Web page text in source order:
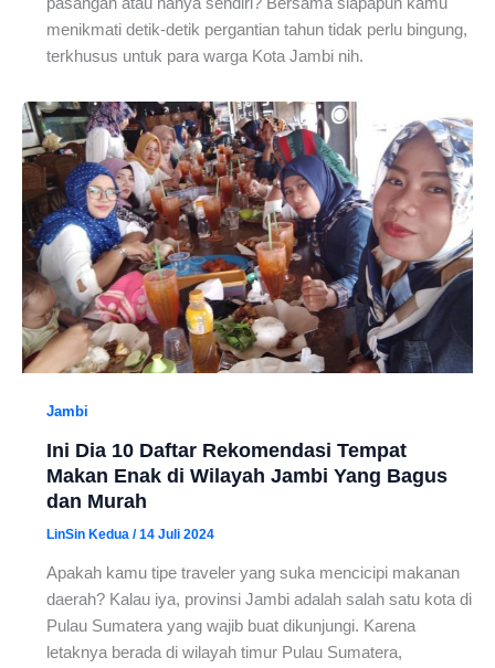
menikmati detik-detik pergantian tahun tidak perlu bingung,
terkhusus untuk para warga Kota Jambi nih.
Jambi
Ini Dia 10 Daftar Rekomendasi Tempat
Makan Enak di Wilayah Jambi Yang Bagus
dan Murah
LinSin Kedua /14 Juli 2024
Apakah kamu tipe traveler yang suka mencicipi makanan
daerah? Kalau iya, provinsi Jambi adalah salah satu kota di
Pulau Sumatera yang wajib buat dikunjungi. Karena
letaknya berada di wilayah timur Pulau Sumatera,